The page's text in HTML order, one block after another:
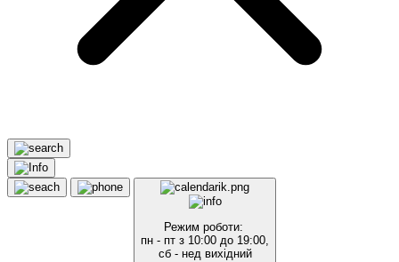
Режим роботи:
пн - пт з 10:00 до 19:00,
сб - нед вихідний